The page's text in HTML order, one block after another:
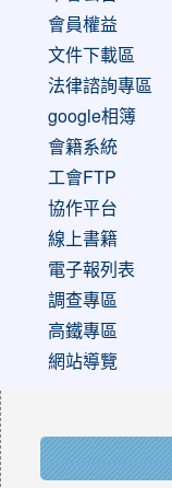
會員權益
文件下載區
法律諮詢專區
google相簿
會籍系統
工會FTP
協作平台
線上書籍
電子報列表
調查專區
高鐵專區
網站導覽